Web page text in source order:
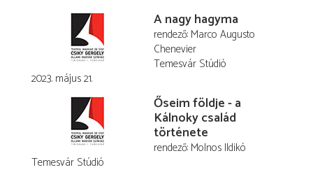
A nagy hagyma
rendező Marco Augusto
Chenevier
Temesvár Stúdió
2023. május 21.
Őseim földje - a
Kálnoky család
története
rendező Molnos Ildikó
Temesvár Stúdió